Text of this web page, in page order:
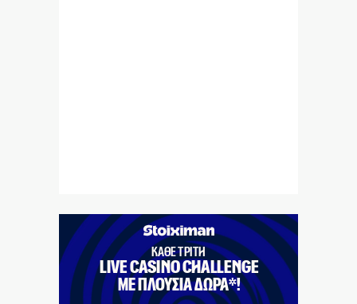
7|08|2026 | 17:50
Μακρόν και Μερτς φοβούνται παρέμβαση Πούτιν
στις εκλογές
7|08|2026 | 17:30